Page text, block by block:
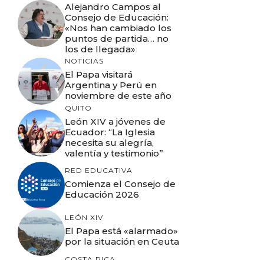
Alejandro Campos al
Consejo de Educación:
«Nos han cambiado los
puntos de partida… no
los de llegada»
NOTICIAS
El Papa visitará
Argentina y Perú en
noviembre de este año
QUITO
León XIV a jóvenes de
Ecuador: “La Iglesia
necesita su alegría,
valentía y testimonio”
RED EDUCATIVA
Comienza el Consejo de
Educación 2026
LEÓN XIV
El Papa está «alarmado»
por la situación en Ceuta